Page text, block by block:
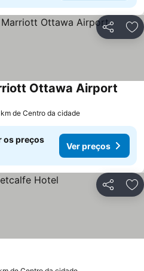
Partilhar
Ottawa Airport
de Centro da cidade
os preços
Ver preços
Partilhar